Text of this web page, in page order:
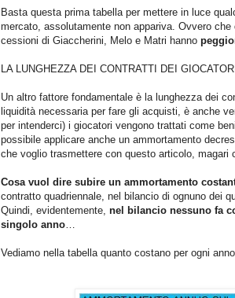
Basta questa prima tabella per mettere in luce
mercato, assolutamente non appariva. Ovvero che
cessioni di Giaccherini, Melo e Matri hanno
LA LUNGHEZZA DEI CONTRATTI DEI
Un altro fattore fondamentale è la lunghezza dei
liquidità necessaria per fare gli acquisti, è anche
per intenderci) i giocatori vengono trattati come
possibile applicare anche un ammortamento
che voglio trasmettere con questo articolo, magari
Cosa vuol dire subire un ammortamento
contratto quadriennale, nel bilancio di ognuno dei
Quindi, evidentemente, nel bilancio nessuno fa
singolo anno…
Vediamo nella tabella quanto costano per ogni